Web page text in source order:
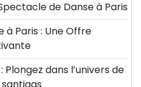
de Danse à Paris
à Paris : Une Offre
dans l’univers de